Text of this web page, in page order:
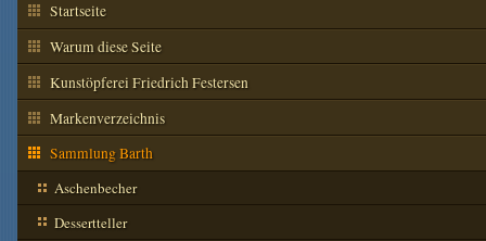
Startseite
Warum diese Seite
Kunstöpferei Friedrich Festersen
Markenverzeichnis
Sammlung Barth
Aschenbecher
Dessertteller